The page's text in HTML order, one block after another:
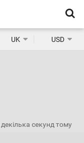
UK USD
декілька секунд тому